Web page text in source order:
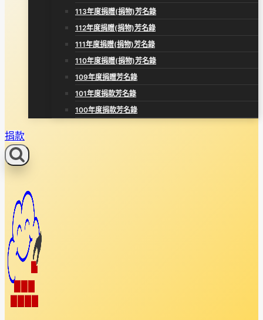
113年度捐贈(捐物)芳名錄
112年度捐贈(捐物)芳名錄
111年度捐贈(捐物)芳名錄
110年度捐贈(捐物)芳名錄
109年度捐贈芳名錄
101年度捐款芳名錄
100年度捐款芳名錄
捐款